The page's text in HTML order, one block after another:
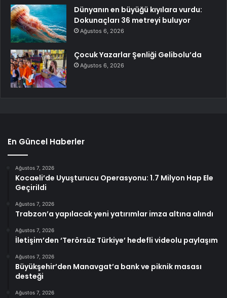
Dünyanın en büyüğü kıyılara vurdu:
Dokunaçları 36 metreyi buluyor
Ağustos 6, 2026
Çocuk Yazarlar Şenliği Gelibolu’da
Ağustos 6, 2026
En Güncel Haberler
Ağustos 7, 2026
Kocaeli’de Uyuşturucu Operasyonu: 1.7 Milyon Hap Ele
Geçirildi
Ağustos 7, 2026
Trabzon’a yapılacak yeni yatırımlar imza altına alındı
Ağustos 7, 2026
İletişim’den ‘Terörsüz Türkiye’ hedefli videolu paylaşım
Ağustos 7, 2026
Büyükşehir’den Manavgat’a bank ve piknik masası
desteği
Ağustos 7, 2026